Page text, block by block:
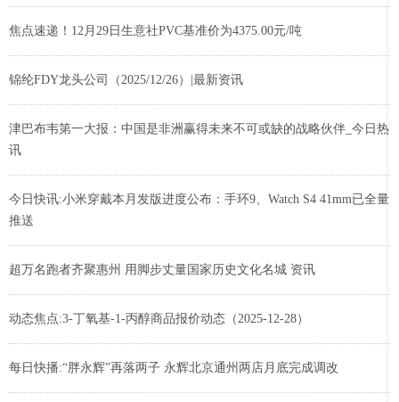
焦点速递！12月29日生意社PVC基准价为4375.00元/吨
锦纶FDY龙头公司（2025/12/26）|最新资讯
津巴布韦第一大报：中国是非洲赢得未来不可或缺的战略伙伴_今日热
讯
今日快讯:小米穿戴本月发版进度公布：手环9、Watch S4 41mm已全量
推送
超万名跑者齐聚惠州 用脚步丈量国家历史文化名城 资讯
动态焦点:3-丁氧基-1-丙醇商品报价动态（2025-12-28）
每日快播:“胖永辉”再落两子 永辉北京通州两店月底完成调改